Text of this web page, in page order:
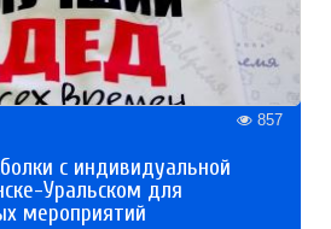
857
с индивидуальной
Уральском для
мероприятий